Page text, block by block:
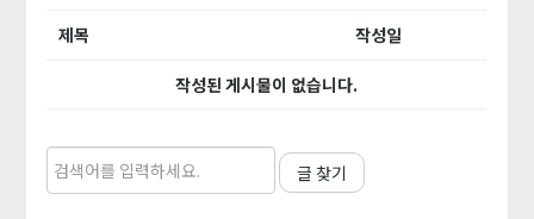
제목 작성일
작성된 게시물이 없습니다.
글 찾기